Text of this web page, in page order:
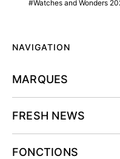
Watches and Wonders
NAVIGATION
MARQUES
FRESH NEWS
FONCTIONS